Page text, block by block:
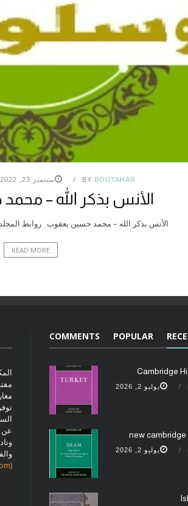
BY BOUTAHAR سبتمبر 23, 2022
الأنس بذكر الله –
الأنس بذكر الله – محمد حسين يعقوب روابط
READ MORE
عن
(fobcaf@gmail.com)
POPULAR
COMMENTS
Cambridge
يوليو 2, 2026
new cambridge
يوليو 2, 2026